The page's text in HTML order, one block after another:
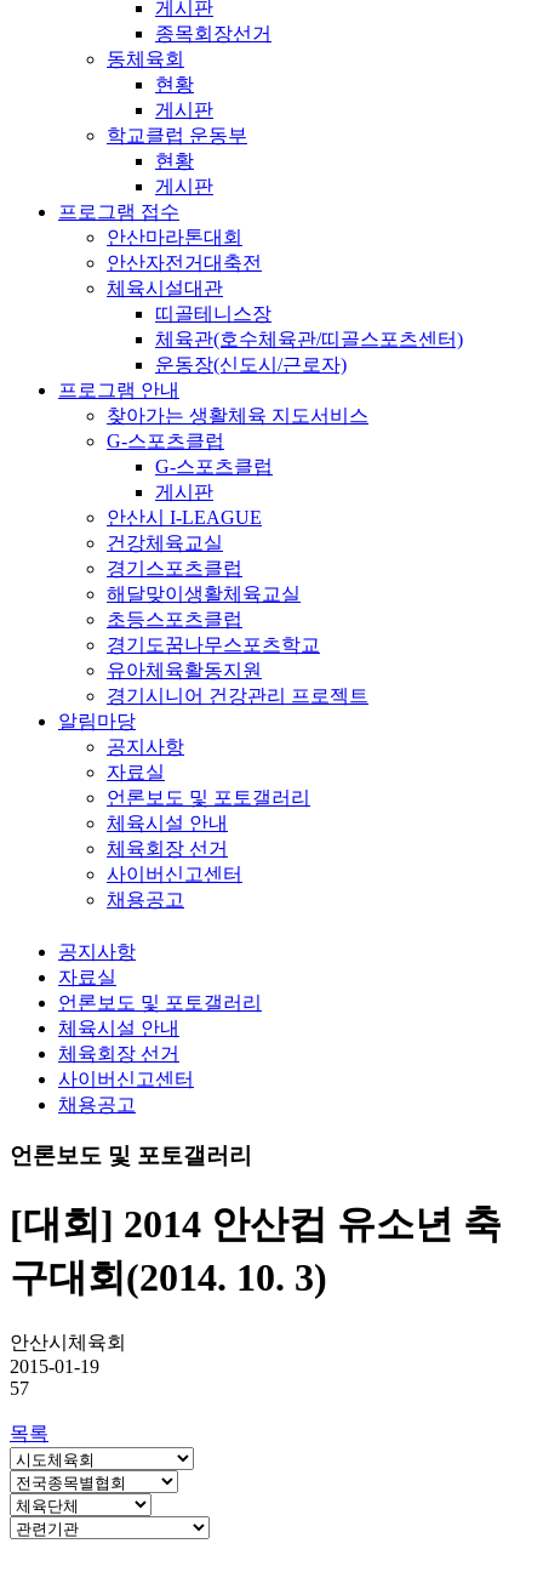
게시판
종목회장선거
동체육회
현황
게시판
학교클럽 운동부
현황
게시판
프로그램 접수
안산마라톤대회
안산자전거대축전
체육시설대관
띠골테니스장
체육관(호수체육관/띠골스포츠센터)
운동장(신도시/근로자)
프로그램 안내
찾아가는 생활체육 지도서비스
G-스포츠클럽
G-스포츠클럽
게시판
안산시 I-LEAGUE
건강체육교실
경기스포츠클럽
해달맞이생활체육교실
초등스포츠클럽
경기도꿈나무스포츠학교
유아체육활동지원
경기시니어 건강관리 프로젝트
알림마당
공지사항
자료실
언론보도 및 포토갤러리
체육시설 안내
체육회장 선거
사이버신고센터
채용공고
공지사항
자료실
언론보도 및 포토갤러리
체육시설 안내
체육회장 선거
사이버신고센터
채용공고
언론보도 및 포토갤러리
[대회] 2014 안산컵 유소년 축
구대회(2014. 10. 3)
안산시체육회
2015-01-19
57
목록